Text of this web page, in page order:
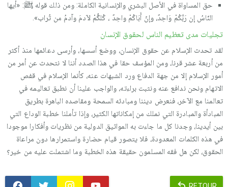
حق المساواة في الأصل البشري والإنسانية الكاملة: ومن ذلك قوله ﷺ: «أيها
النّاسُ إن رَبَّكُمْ وَاحِدٌ، وإنّ أَبَاكُمْ واحِدٌ ، كُلكُّمْ لآدمَ وآدمُ من تُراب».
تجليات مدى تعظيم الناس لحقوق الإنسان
لقد تحدث الإسلام عن حقوق الإنسان، ووضع أسسها، وأرسى دعائمها منذ أكثر
من أربعة عشر قرنا، ومن المؤسف حقا في هذا الصدد أننا لا نتحدث عن أمر من
أمور الإسلام إلا من جهة الدفاع ورد الشبهات عنه، كأنما الإسلام في قفص
الاتهام ونحن ندافع عنه ونثبت براءته، والواجب علينا أن نطبق تعاليمه في
تعالمنا مع الآخر، فنعرض ديننا ومبادئه السمحة ومقاصده الباهرة بطريق
المبادأة والمبادرة التي نملك من إمكاناتها الكثير، وإذا تأملنا خطبة الوداع التي
بين أيدينا، وجدنا كل ما جاءت به المواثيق الدولية من نظريات وأفكارا موجودا
في هذه الكلمات المعدودة، فلا يتصور قيام حضارة واستمرارها دون مراعاة
الحقوق، لكن هل فقه المسلمون حقيقة هذه الخطبة وما اشتملت عليه من خير؟